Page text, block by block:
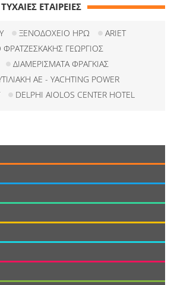
ΤΥΧΑΙΕΣ ΕΤΑΙΡΕΙΕΣ
ΞΕΝΟΔΟΧΕΙΟ ΗΡΩ
ARIET
ΦΡΑΤΖΕΣΚΑΚΗΣ ΓΕΩΡΓΙΟΣ
ΔΙΑΜΕΡΙΣΜΑΤΑ ΦΡΑΓΚΙΑΣ
ΑΕ - YACHTING POWER
DELPHI AIOLOS CENTER HOTEL